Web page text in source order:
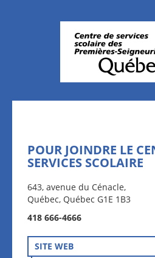
POUR JOINDRE LE
SERVICES SCOLAIRE
643, avenue du Cénacle,
Québec, Québec G1E 1B3
418 666-4666
SITE WEB